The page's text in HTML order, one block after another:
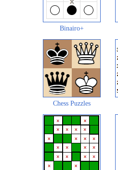
Binairo+
Chess Puzzles